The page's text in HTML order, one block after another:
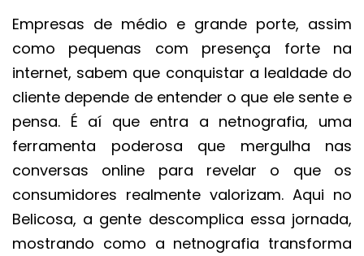
Empresas de médio e grande porte, assim
como pequenas com presença forte na
internet, sabem que conquistar a lealdade do
cliente depende de entender o que ele sente e
pensa. É aí que entra a netnografia, uma
ferramenta poderosa que mergulha nas
conversas online para revelar o que os
consumidores realmente valorizam. Aqui no
Belicosa, a gente descomplica essa jornada,
mostrando como a netnografia transforma